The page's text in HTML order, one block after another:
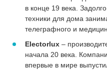
в конце 19 века.
техники для дома
телеграфного и
Electorlux –
начала 20 века.
впервые в мире